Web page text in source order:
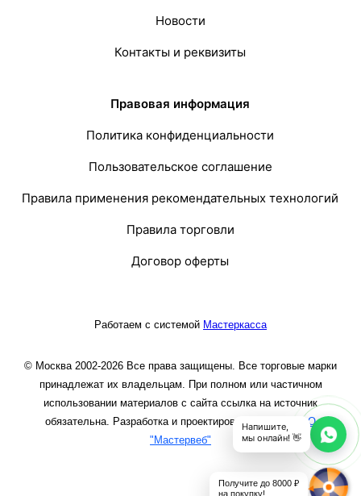
Новости
Контакты и реквизиты
Правовая информация
Политика конфиденциальности
Пользовательское соглашение
Правила применения рекомендательных технологий
Правила торговли
Договор оферты
Работаем с системой Мастеркасса
© Москва 2002-2026 Все права защищены. Все торговые марки
принадлежат их владельцам. При полном или частичном
использовании материалов с сайта ссылка на источник
обязательна. Разработка и проектирование сайта
ООО
"Мастервеб"
Напишите,
мы онлайн! 👋
Получите до 8000 ₽
на покупку!